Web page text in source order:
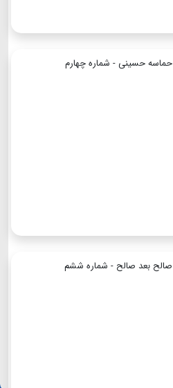
حماسه حسینی - شماره چهارم
صالح بعد صالح - شماره ششم